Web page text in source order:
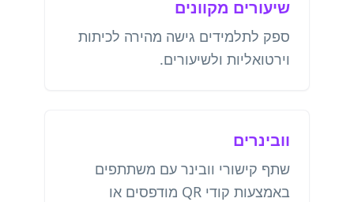
שיעורים מקוונים
ספק לתלמידים גישה מהירה לכיתות
וירטואליות ולשיעורים.
וובינרים
שתף קישורי וובינר עם משתתפים
באמצעות קודי QR מודפסים או